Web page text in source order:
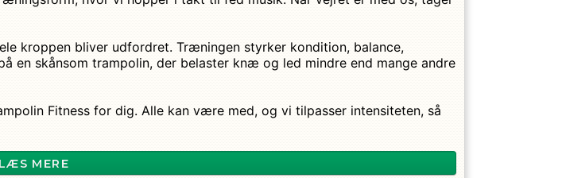
kroppen bliver udfordret. Træningen styrker kondition, balance,
en skånsom trampolin, der belaster knæ og led mindre end mange andre
Fitness for dig. Alle kan være med, og vi tilpasser intensiteten, så
den perfekte anledning til at finde hoppeglæden frem igen!
LÆS MERE